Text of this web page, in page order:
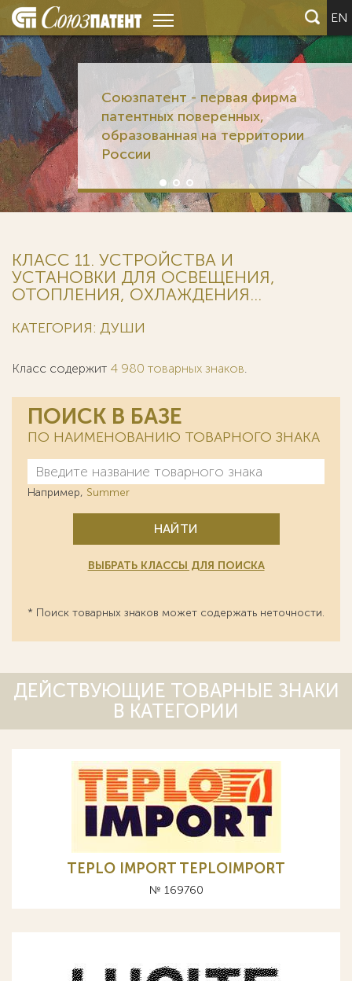
EN
Союзпатент - первая фирма
патентных поверенных,
образованная на территории
России
КЛАСС 11. УСТРОЙСТВА И
УСТАНОВКИ ДЛЯ ОСВЕЩЕНИЯ,
ОТОПЛЕНИЯ, ОХЛАЖДЕНИЯ...
КАТЕГОРИЯ: ДУШИ
Класс содержит 4 980 товарных знаков.
ПОИСК В БАЗЕ
ПО НАИМЕНОВАНИЮ ТОВАРНОГО ЗНАКА
Например, Summer
НАЙТИ
ВЫБРАТЬ КЛАССЫ ДЛЯ ПОИСКА
* Поиск товарных знаков может содержать неточности.
ДЕЙСТВУЮЩИЕ ТОВАРНЫЕ ЗНАКИ
В КАТЕГОРИИ
TEPLO IMPORT TEPLOIMPORT
№ 169760